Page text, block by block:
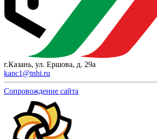
г.Казань, ул. Ершова, д. 29а
kanc1@tnhi.ru
Сопровождение сайта